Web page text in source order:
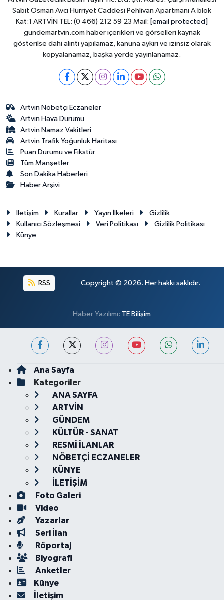
Sabit Osman Avcı Hürriyet Caddesi Pehlivan Apartmanı A blok
Kat:1 ARTVİN TEL: (0 466) 212 59 23 Mail: [email protected]
gundemartvin.com haber içerikleri ve görselleri kaynak
gösterilse dahi alıntı yapılamaz, kanuna aykırı ve izinsiz olarak
kopyalanamaz, başka yerde yayınlanamaz.
Artvin Nöbetçi Eczaneler
Artvin Hava Durumu
Artvin Namaz Vakitleri
Artvin Trafik Yoğunluk Haritası
Puan Durumu ve Fikstür
Tüm Manşetler
Son Dakika Haberleri
Haber Arşivi
İletişim Kurallar Yayın İlkeleri
Gizlilik
Kullanıcı Sözleşmesi
Veri Politikası
Gizlilik Politikası
Künye
RSS Copyright © 2026. Her hakkı saklıdır.
Haber Yazılımı: TE Bilişim
Ana Sayfa
Kategoriler
ANA SAYFA
ARTVİN
GÜNDEM
KÜLTÜR - SANAT
RESMİ İLANLAR
NÖBETÇİ ECZANELER
KÜNYE
İLETİŞİM
Foto Galeri
Video
Yazarlar
Seri İlan
Röportaj
Biyografi
Anketler
Künye
İletişim